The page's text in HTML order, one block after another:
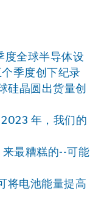
度全球半导体设
季度创下纪录
硅晶圆出货量创
年，我们的
最糟糕的--可能
将电池能量提高